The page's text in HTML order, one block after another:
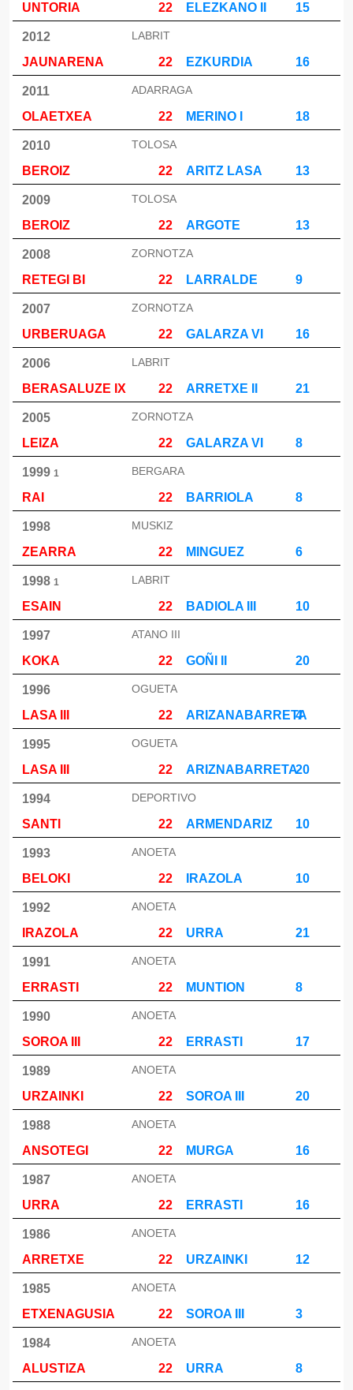
UNTORIA
22 ELEZKANO II 15
2012
JAUNARENA
22 EZKURDIA 16
LABRIT
2011
OLAETXEA
22 MERINO I 18
ADARRAGA
2010
BEROIZ
22 ARITZ LASA 13
TOLOSA
2009
BEROIZ
22 ARGOTE 13
TOLOSA
2008
RETEGI BI
22 LARRALDE 9
ZORNOTZA
2007
URBERUAGA
22 GALARZA VI 16
ZORNOTZA
2006
BERASALUZE IX
22 ARRETXE II 21
LABRIT
2005
LEIZA
22 GALARZA VI 8
ZORNOTZA
1999 1
RAI 22 BARRIOLA 8
BERGARA
1998
ZEARRA
22 MINGUEZ 6
MUSKIZ
1998 1
ESAIN 22 BADIOLA III 10
LABRIT
1997
KOKA
22 GOÑI II 20
ATANO III
1996
LASA III
22 ARIZANABARRETA
4
OGUETA
1995
LASA III
22 ARIZNABARRETA20
OGUETA
1994
SANTI
22 ARMENDARIZ 10
DEPORTIVO
1993
BELOKI
22 IRAZOLA 10
ANOETA
1992
IRAZOLA
22 URRA 21
ANOETA
1991
ERRASTI
22 MUNTION 8
ANOETA
1990
SOROA III
22 ERRASTI 17
ANOETA
1989
URZAINKI
22 SOROA III 20
ANOETA
1988
ANSOTEGI
22 MURGA 16
ANOETA
1987
URRA
22 ERRASTI 16
ANOETA
1986
ARRETXE
22 URZAINKI 12
ANOETA
1985
ETXENAGUSIA
22 SOROA III 3
ANOETA
1984
ALUSTIZA
22 URRA 8
ANOETA